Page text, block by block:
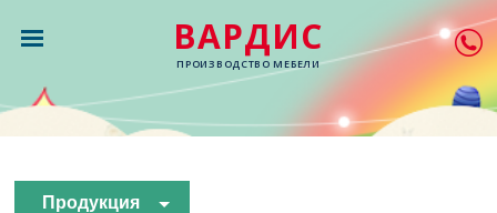
ВАРДИС
ПРОИЗВОДСТВО МЕБЕЛИ
Продукция